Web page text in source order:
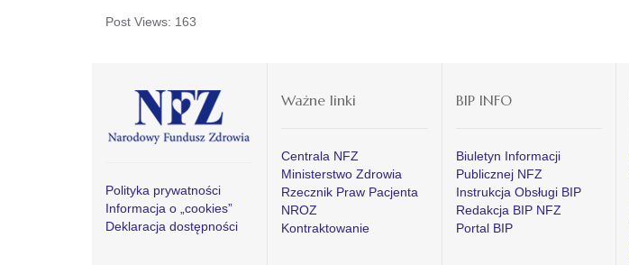
Post Views: 163
Polityka prywatności
Informacja o „cookies”
Deklaracja dostępności
Ważne linki
Centrala NFZ
Ministerstwo Zdrowia
Rzecznik Praw Pacjenta
NROZ
Kontraktowanie
BIP INFO
Biuletyn Informacji
Publicznej NFZ
Instrukcja Obsługi BIP
Redakcja BIP NFZ
Portal BIP